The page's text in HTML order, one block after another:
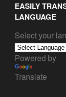
EASILY
LANGUAGE
Select your
Powered by
Translate